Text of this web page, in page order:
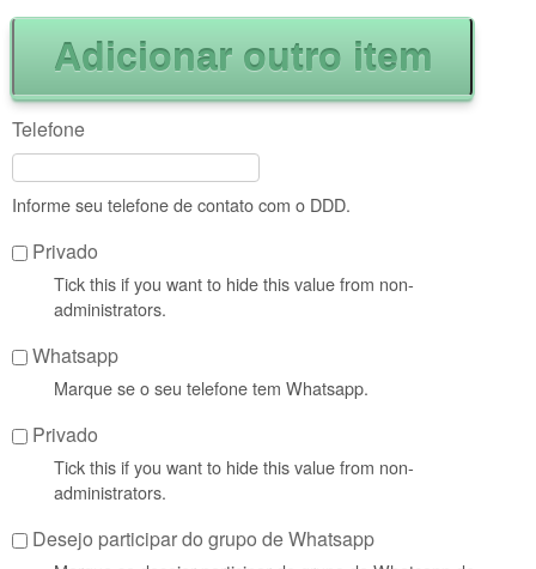
Telefone
Informe seu telefone de contato com o DDD.
Privado
Tick this if you want to hide this value from non-
administrators.
Whatsapp
Marque se o seu telefone tem Whatsapp.
Privado
Tick this if you want to hide this value from non-
administrators.
Desejo participar do grupo de Whatsapp